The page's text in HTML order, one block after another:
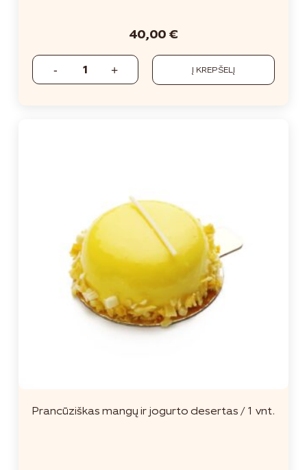
Į KREPŠELĮ
40,00 €
Prancūziškas mangų ir jogurto desertas / 1 vnt.